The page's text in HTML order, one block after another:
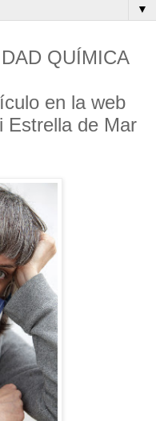
▼
QUÍMICA
en la web
Estrella de Mar